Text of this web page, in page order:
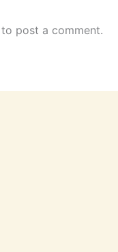
to post a comment.